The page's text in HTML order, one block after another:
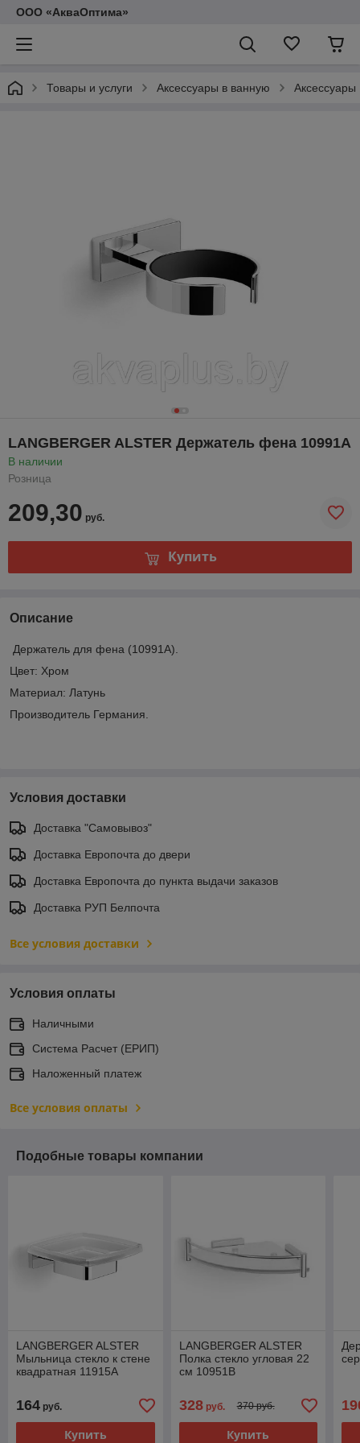
ООО «АкваОптима»
Товары и услуги Аксессуары в ванную
LANGBERGER ALSTER Держатель фена 10991A
В наличии
Розница
209,30 руб.
Купить
Описание
Держатель для фена (10991A).
Цвет: Хром
Материал: Латунь
Производитель Германия.
Условия доставки
Доставка "Самовывоз"
Доставка Европочта до двери
Доставка Европочта до пункта выдачи заказов
Доставка РУП Белпочта
Все условия доставки
Условия оплаты
Наличными
Система Расчет (ЕРИП)
Наложенный платеж
Все условия оплаты
Подобные товары компании
LANGBERGER ALSTER
Мыльница стекло к стене
квадратная 11915A
164 руб.
Купить
LANGBERGER ALSTER
Полка стекло угловая 22
см 10951B
328руб. 370 руб.
Купить